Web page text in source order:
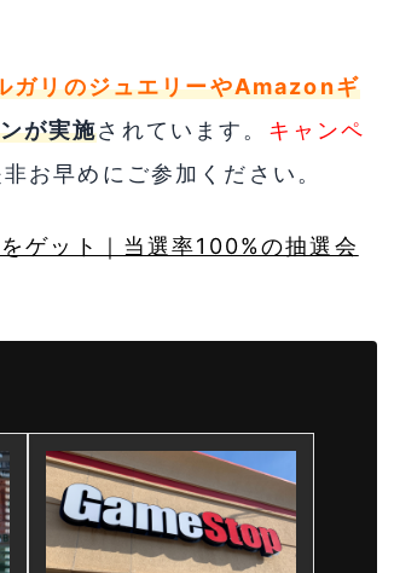
ガリのジュエリーやAmazonギ
が実施されています。 キャンペ
お早めにご参加ください。
ゲット｜当選率100%の抽選会